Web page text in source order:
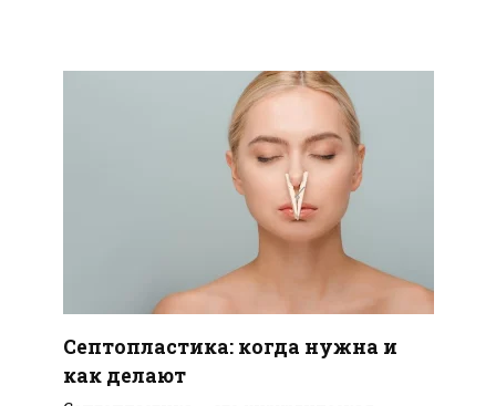
Септопластика: когда нужна и
как делают